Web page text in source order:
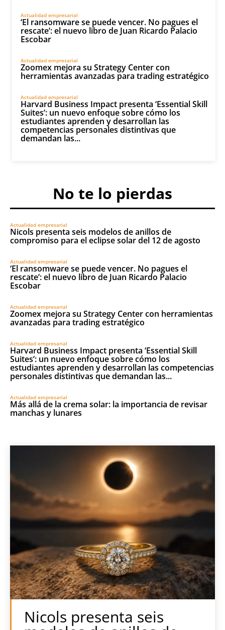
Actualidad empresarial
‘El ransomware se puede vencer. No pagues el
rescate’: el nuevo libro de Juan Ricardo Palacio
Escobar
Actualidad empresarial
Zoomex mejora su Strategy Center con
herramientas avanzadas para trading estratégico
Actualidad empresarial
Harvard Business Impact presenta ‘Essential Skill
Suites’: un nuevo enfoque sobre cómo los
estudiantes aprenden y desarrollan las
competencias personales distintivas que
demandan las...
No te lo pierdas
Actualidad empresarial
Nicols presenta seis modelos de anillos de
compromiso para el eclipse solar del 12 de agosto
Actualidad empresarial
‘El ransomware se puede vencer. No pagues el
rescate’: el nuevo libro de Juan Ricardo Palacio
Escobar
Actualidad empresarial
Zoomex mejora su Strategy Center con herramientas
avanzadas para trading estratégico
Actualidad empresarial
Harvard Business Impact presenta ‘Essential Skill
Suites’: un nuevo enfoque sobre cómo los
estudiantes aprenden y desarrollan las competencias
personales distintivas que demandan las...
Actualidad empresarial
Más allá de la crema solar: la importancia de revisar
manchas y lunares
Nicols presenta seis